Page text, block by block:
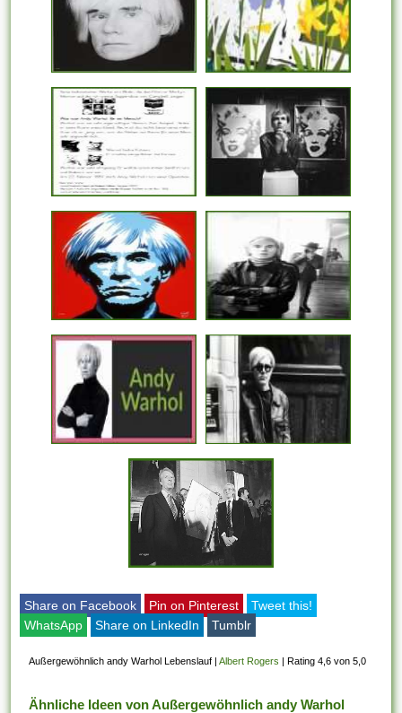
Share on Facebook Pin on Pinterest
Tweet this!
WhatsApp
Share on LinkedIn Tumblr
Außergewöhnlich andy Warhol Lebenslauf |Albert Rogers |Rating 4,6 von 5,0
Ähnliche Ideen von Außergewöhnlich andy Warhol